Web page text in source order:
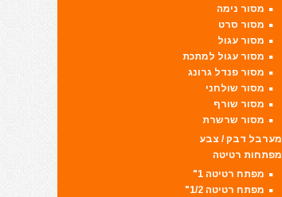
מסור נימה
מסור סרט
מסור עגול
מסור עגול למתכת
מסור פנדל גרונג
מסור שולחני
מסור שורף
מסור שרשרת
מערבל דבק / צבע
מפתחות רטיטה
מפתח רטיטה 1"
מפתח רטיטה 1/2"